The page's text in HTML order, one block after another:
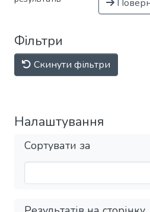
Фільтри
Скинути фільтри
Налаштування
Сортувати за